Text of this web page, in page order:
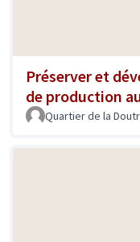
Préserver et
de production
Quartier de la